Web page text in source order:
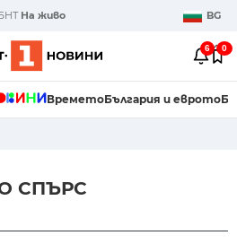
На живо BG
6 0
ВреметоБългария и еврото
СПЪРС